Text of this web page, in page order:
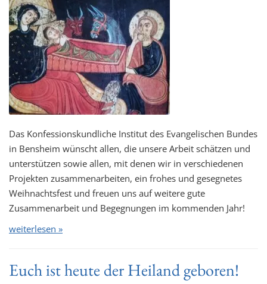
Das Konfessionskundliche Institut des Evangelischen Bundes
in Bensheim wünscht allen, die unsere Arbeit schätzen und
unterstützen sowie allen, mit denen wir in verschiedenen
Projekten zusammenarbeiten, ein frohes und gesegnetes
Weihnachtsfest und freuen uns auf weitere gute
Zusammenarbeit und Begegnungen im kommenden Jahr!
weiterlesen »
Euch ist heute der Heiland geboren!